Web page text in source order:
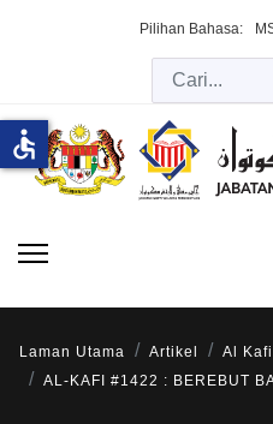
Pilihan Bahasa:
Laman Utama Artikel
Al
AL-KAFI #1422 : BEREBUT
accessible